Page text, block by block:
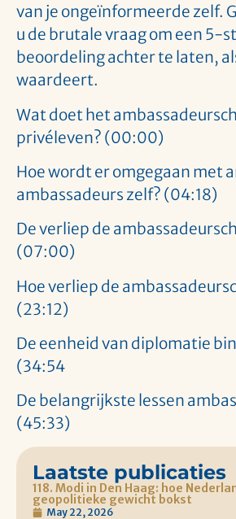
van je ongeïnformeerde zelf.
u de brutale vraag om een 5-
beoordeling achter te laten,
waardeert.
Wat doet het
privéleven? (00:00)
Hoe wordt er omgegaan met
ambassadeurs zelf? (04:18)
De verliep de
(07:00)
Hoe verliep de
(23:12)
De eenheid van diplomatie
(34:54
De belangrijkste lessen
(45:33)
Laatste publicaties
118. Modi in Den Haag: hoe
geopolitieke gewicht bokst
May 22, 2026